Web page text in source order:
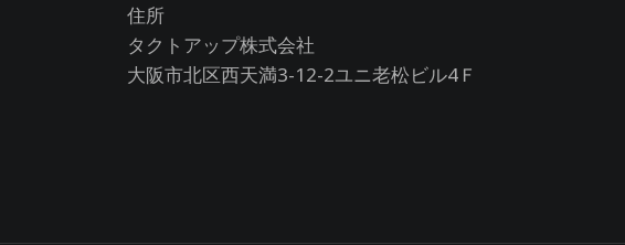
住所
タクトアップ株式会社
大阪市北区西天満3-12-2ユニ老松ビル4Ｆ